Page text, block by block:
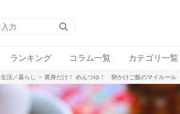
ランキング コラム一覧 カテゴリ一覧
生活／暮らし 黄身だけ！ めんつゆ！ 卵かけご飯のマイルール